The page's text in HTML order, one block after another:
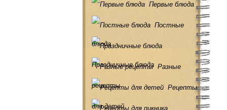
Первые блюда
Постные
блюда
Праздничные блюда Разные
рецепты Рецепты
для детей